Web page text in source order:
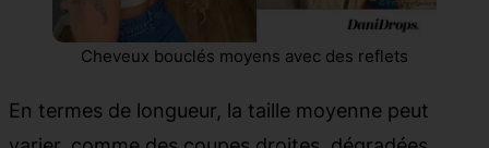
Cheveux bouclés moyens avec des reflets
En termes de longueur, la taille moyenne peut